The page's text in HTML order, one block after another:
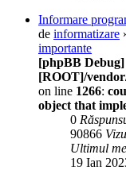
Informare
de informatizare
importante
[phpBB
[ROOT]/
on line 1266:
object that
0
90866
Ultimul
19 Ian